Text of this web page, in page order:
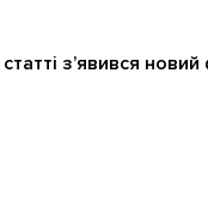
з’явився